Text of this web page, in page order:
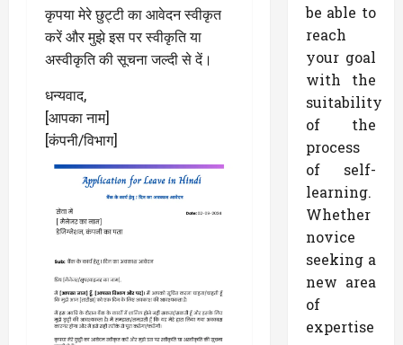
कृपया मेरे छुट्टी का आवेदन स्वीकृत
करें और मुझे इस पर स्वीकृति या
अस्वीकृति की सूचना जल्दी से दें।
धन्यवाद,
[आपका नाम]
[कंपनी/विभाग]
be able to
reach
your goal
with the
suitability
of the
process
of self-
learning.
Whether
novice
seeking a
new area
of
expertise